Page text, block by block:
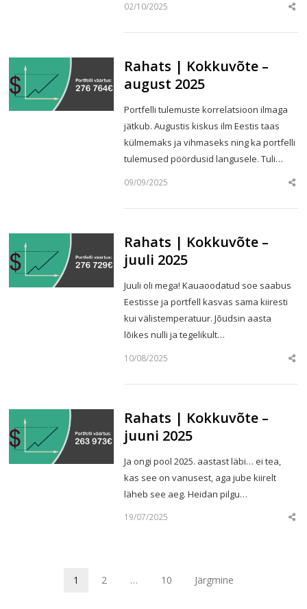
02/10/2025
Rahats | Kokkuvõte –
august 2025
Portfelli tulemuste korrelatsioon ilmaga
jätkub. Augustis kiskus ilm Eestis taas
külmemaks ja vihmaseks ning ka portfelli
tulemused pöördusid langusele. Tuli…
09/09/2025
Rahats | Kokkuvõte –
juuli 2025
Juuli oli mega! Kauaoodatud soe saabus
Eestisse ja portfell kasvas sama kiiresti
kui välistemperatuur. Jõudsin aasta
lõikes nulli ja tegelikult…
10/08/2025
Rahats | Kokkuvõte –
juuni 2025
Ja ongi pool 2025. aastast läbi… ei tea,
kas see on vanusest, aga jube kiirelt
läheb see aeg. Heidan pilgu…
19/07/2025
Page
1 Page
2 … Page
10 Järgmine